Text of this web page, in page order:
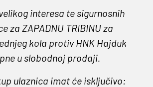
interesa te sigurnosnih
za ZAPADNU TRIBINU za
kola protiv HNK Hajduk
u slobodnoj prodaji.
ulaznica imat će isključivo: